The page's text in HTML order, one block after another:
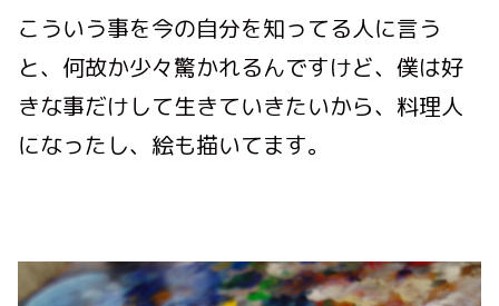
こういう事を今の自分を知ってる人に言う
と、何故か少々驚かれるんですけど、僕は好
きな事だけして生きていきたいから、料理人
になったし、絵も描いてます。